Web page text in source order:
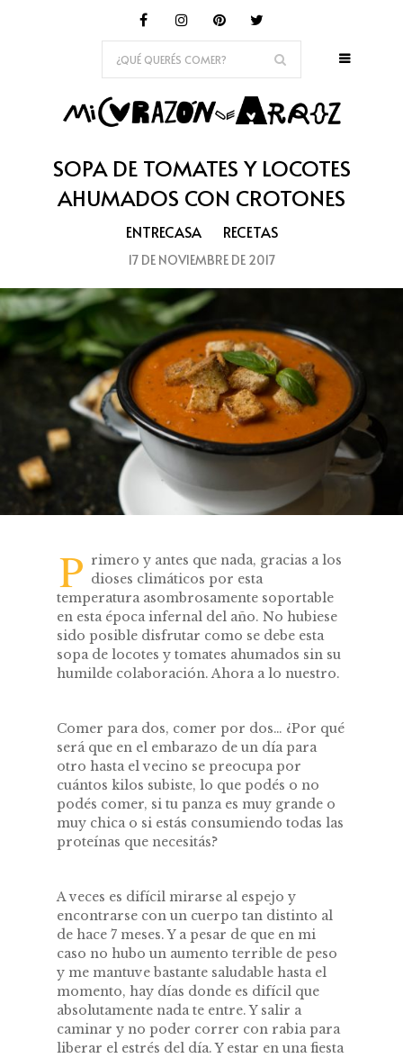
SOPA DE TOMATES Y LOCOTES
AHUMADOS CON CROTONES
ENTRECASA RECETAS
17 DE NOVIEMBRE DE 2017
P rimero y antes que nada, gracias a los
dioses climáticos por esta
temperatura asombrosamente soportable
en esta época infernal del año. No hubiese
sido posible disfrutar como se debe esta
sopa de locotes y tomates ahumados sin su
humilde colaboración. Ahora a lo nuestro.
Comer para dos, comer por dos… ¿Por qué
será que en el embarazo de un día para
otro hasta el vecino se preocupa por
cuántos kilos subiste, lo que podés o no
podés comer, si tu panza es muy grande o
muy chica o si estás consumiendo todas las
proteínas que necesitás?
A veces es difícil mirarse al espejo y
encontrarse con un cuerpo tan distinto al
de hace 7 meses. Y a pesar de que en mi
caso no hubo un aumento terrible de peso
y me mantuve bastante saludable hasta el
momento, hay días donde es difícil que
absolutamente nada te entre. Y salir a
caminar y no poder correr con rabia para
liberar el estrés del día. Y estar en una fiesta